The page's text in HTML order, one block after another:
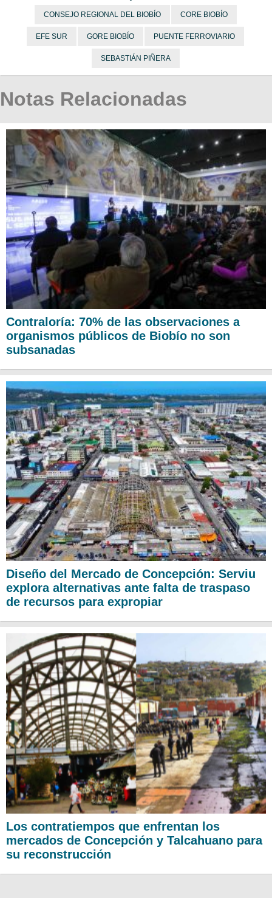
CONSEJO REGIONAL DEL BIOBÍO CORE BIOBÍO
EFE SUR GORE BIOBÍO PUENTE FERROVIARIO
SEBASTIÁN PIÑERA
Notas Relacionadas
Contraloría: 70% de las observaciones a
organismos públicos de Biobío no son
subsanadas
Diseño del Mercado de Concepción: Serviu
explora alternativas ante falta de traspaso
de recursos para expropiar
Los contratiempos que enfrentan los
mercados de Concepción y Talcahuano para
su reconstrucción